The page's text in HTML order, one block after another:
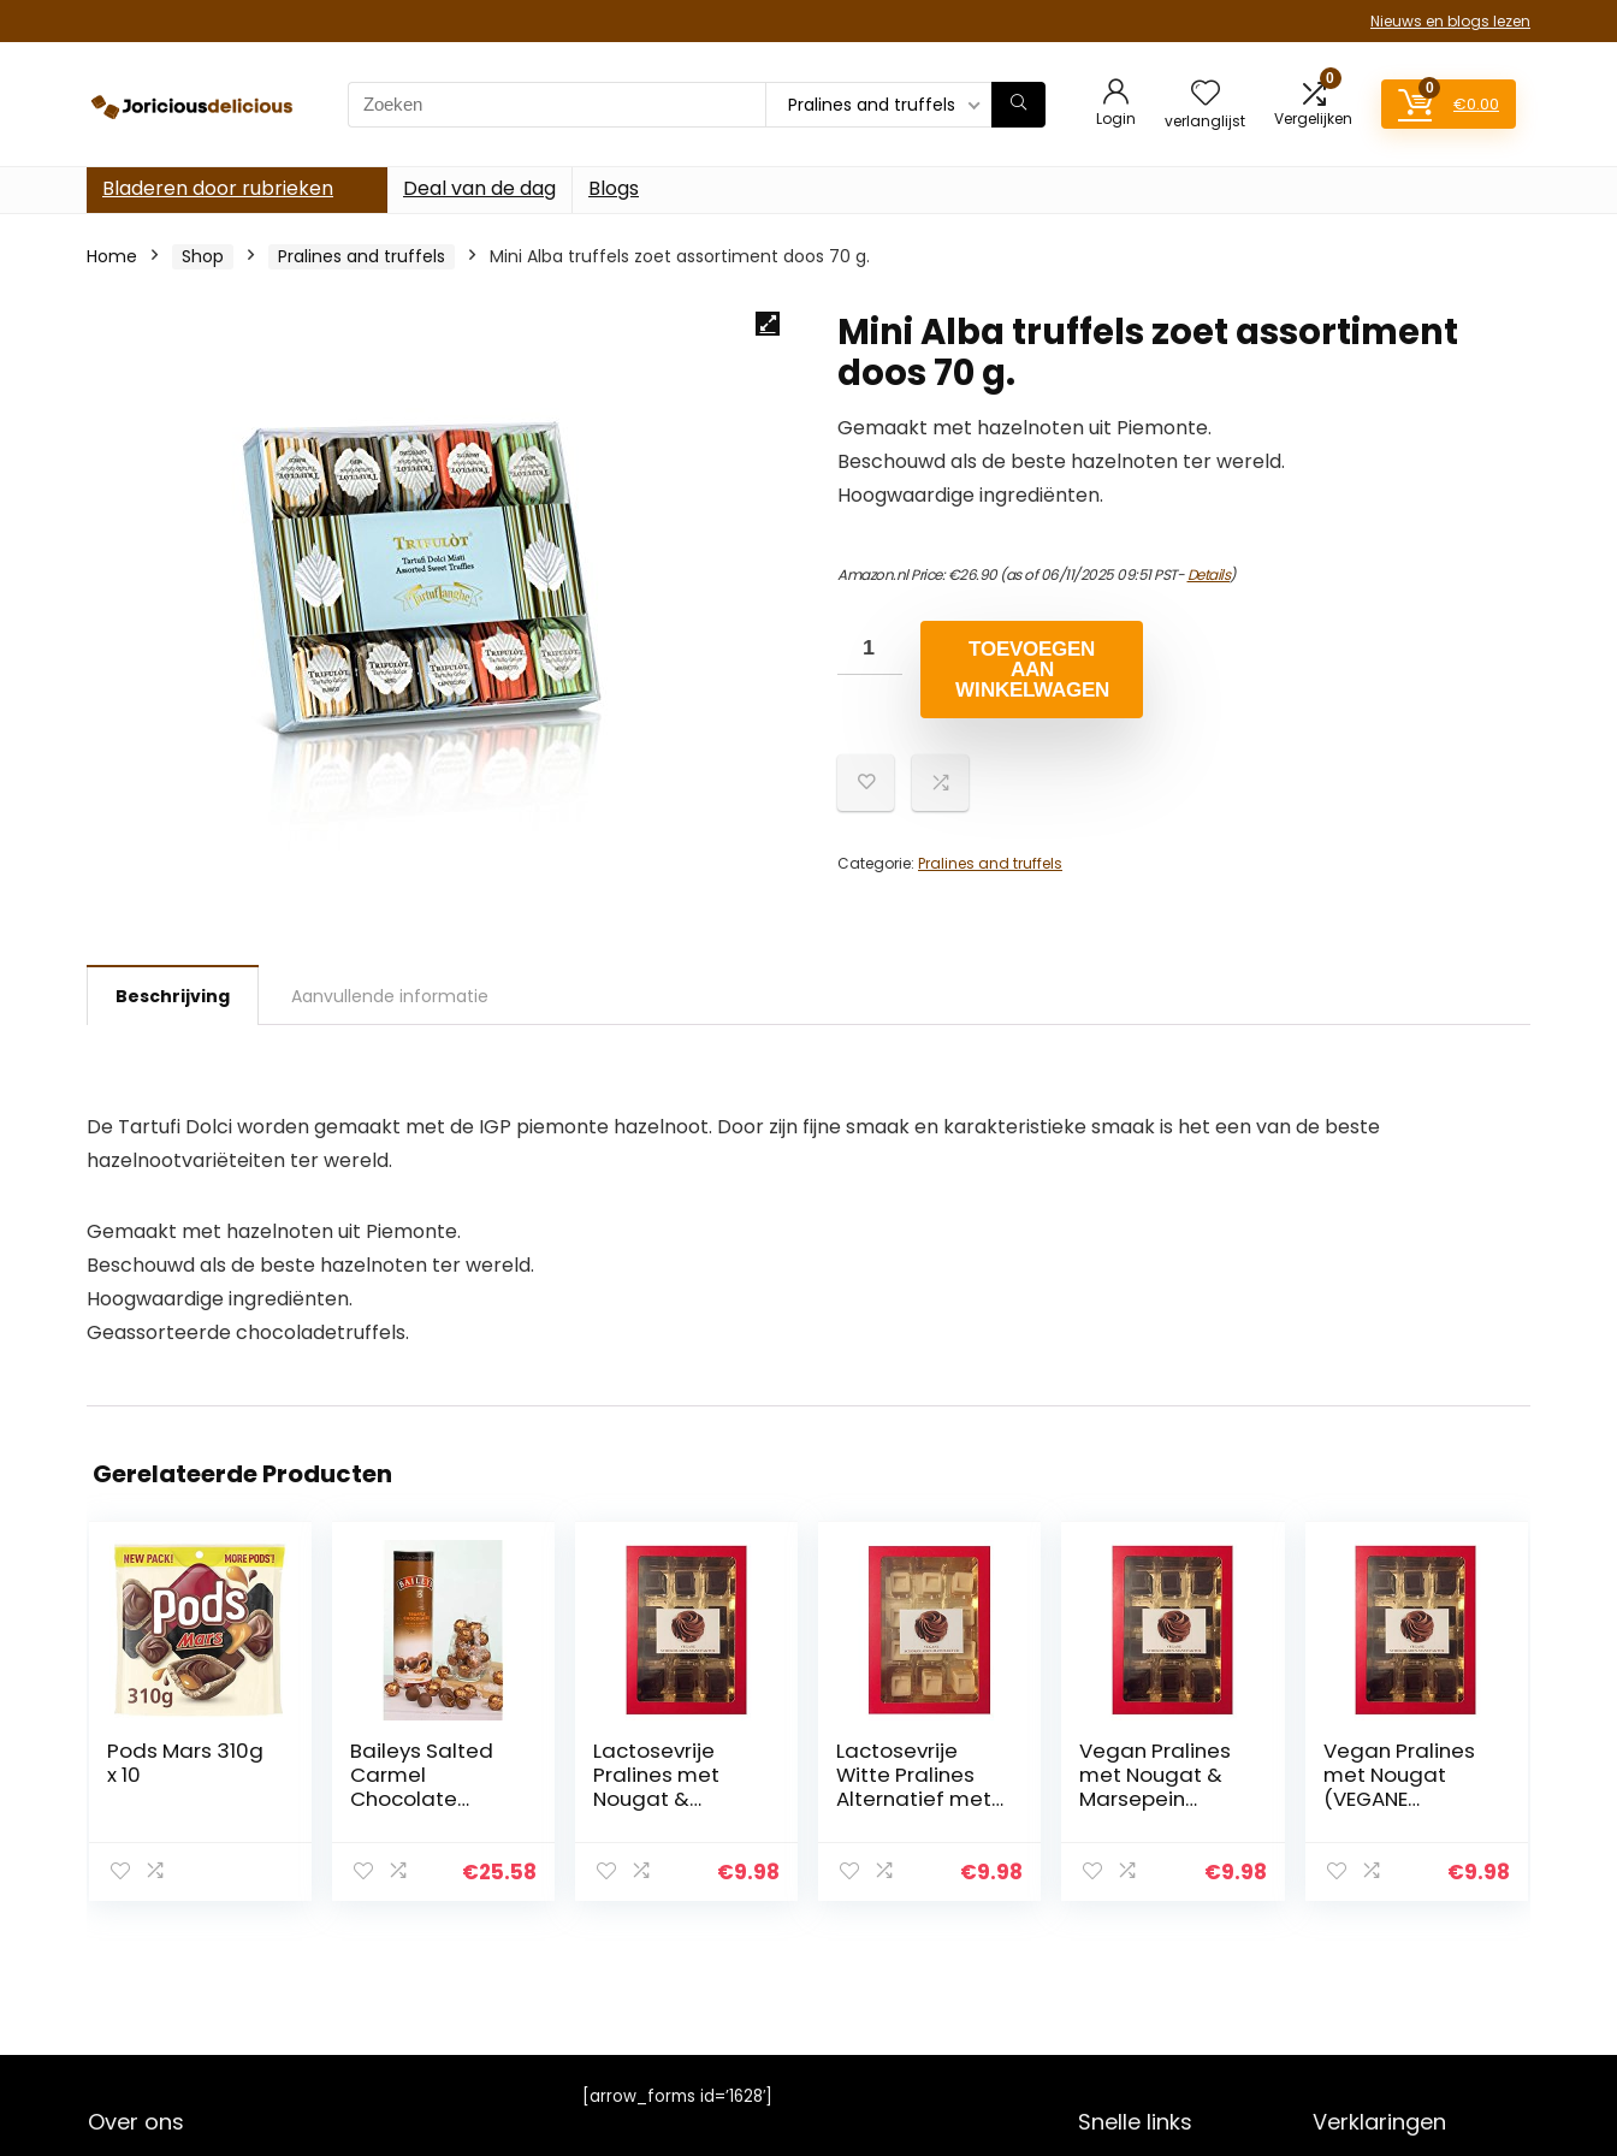
Nieuws en blogs lezen
Search
for:
Pralines and truffels
Login verlanglijst
0
Vergelijken
0
€0.00
Bladeren door rubrieken Deal van de dag Blogs
Home Shop Pralines and truffels Mini Alba truffels zoet assortiment doos 70 g.
Mini Alba truffels zoet assortiment
doos 70 g.
Gemaakt met hazelnoten uit Piemonte.
Beschouwd als de beste hazelnoten ter wereld.
Hoogwaardige ingrediënten.
Amazon.nl Price:€26.90(as of 06/11/2025 09:51 PST-Details)
TOEVOEGEN
AAN
WINKELWAGEN
Categorie: Pralines and truffels
Beschrijving Aanvullende informatie
De Tartufi Dolci worden gemaakt met de IGP piemonte hazelnoot. Door zijn fijne smaak en karakteristieke smaak is het een van de beste
hazelnootvariëteiten ter wereld.
Gemaakt met hazelnoten uit Piemonte.
Beschouwd als de beste hazelnoten ter wereld.
Hoogwaardige ingrediënten.
Geassorteerde chocoladetruffels.
Gerelateerde Producten
Pods Mars 310g
x 10
Baileys Salted
Carmel
Chocolate
€25.58
Lactosevrije
Pralines met
Nougat &
SCHOKOLADEN-
€9.98
Lactosevrije
Witte Pralines
Alternatief met
(VEGANE
€9.98
Vegan Pralines
met Nougat &
Marsepein
MANUFAKTUR)
€9.98
Vegan Pralines
met Nougat
(VEGANE
200g
€9.98
Over ons
[arrow_forms id=’1628′]
Snelle links Verklaringen